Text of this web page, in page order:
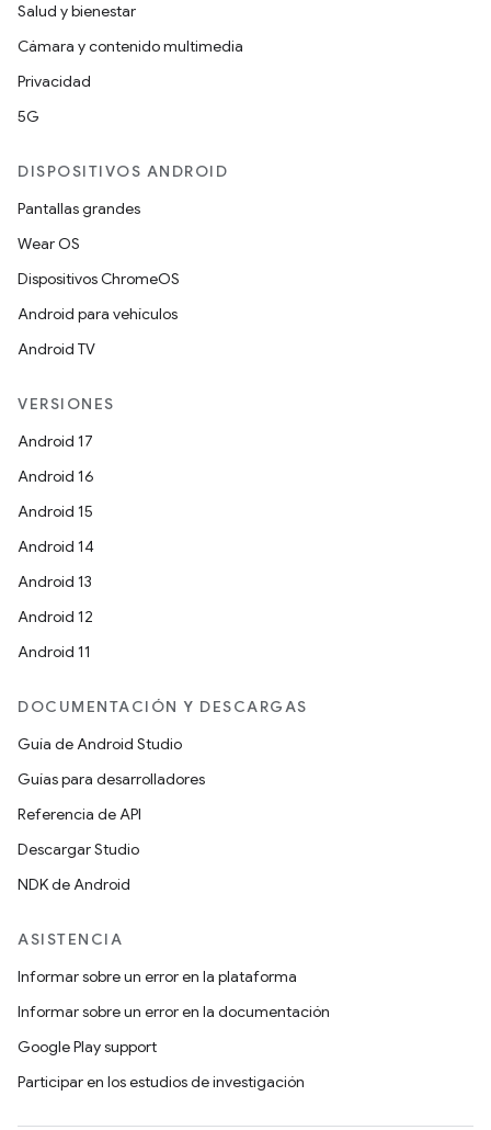
Salud y bienestar
Cámara y contenido multimedia
Privacidad
5G
DISPOSITIVOS ANDROID
Pantallas grandes
Wear OS
Dispositivos ChromeOS
Android para vehículos
Android TV
VERSIONES
Android 17
Android 16
Android 15
Android 14
Android 13
Android 12
Android 11
DOCUMENTACIÓN Y DESCARGAS
Guía de Android Studio
Guías para desarrolladores
Referencia de API
Descargar Studio
NDK de Android
ASISTENCIA
Informar sobre un error en la plataforma
Informar sobre un error en la documentación
Google Play support
Participar en los estudios de investigación